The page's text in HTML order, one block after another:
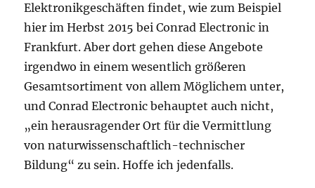
Elektronikgeschäften findet, wie zum Beispiel
hier im Herbst 2015 bei Conrad Electronic in
Frankfurt. Aber dort gehen diese Angebote
irgendwo in einem wesentlich größeren
Gesamtsortiment von allem Möglichem unter,
und Conrad Electronic behauptet auch nicht,
„ein herausragender Ort für die Vermittlung
von naturwissenschaftlich-technischer
Bildung“ zu sein. Hoffe ich jedenfalls.